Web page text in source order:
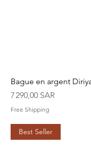
Bague en argent
Prix
7 290,00 SAR
Free Shipping
Best Seller